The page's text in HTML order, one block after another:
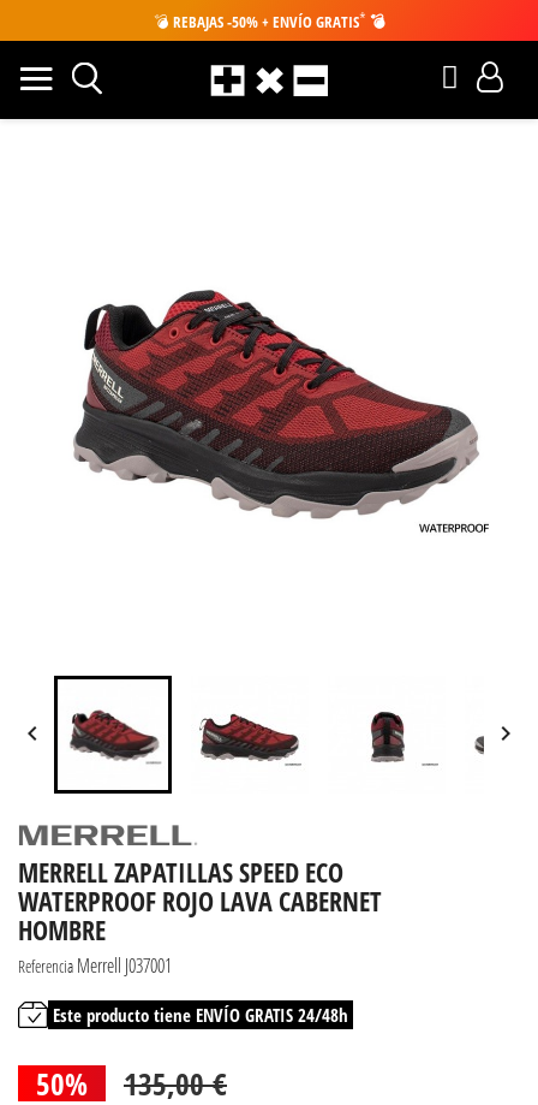
💣 REBAJAS -50% + ENVÍO GRATIS* 💣
 
MERRELL ZAPATILLAS SPEED ECO
WATERPROOF ROJO LAVA CABERNET
HOMBRE
Referencia Merrell J037001
Este producto tiene ENVÍO GRATIS 24/48h
50% 135,00 €